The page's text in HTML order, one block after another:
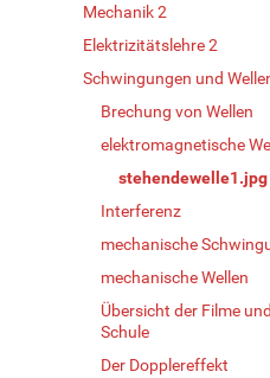
Mechanik 2
Elektrizitätslehre 2
Schwingungen und
Brechung von Wellen
elektromagnetische
stehendewelle1.jpg
Interferenz
mechanische
mechanische Wellen
Übersicht der Filme
Schule
Der Dopplereffekt